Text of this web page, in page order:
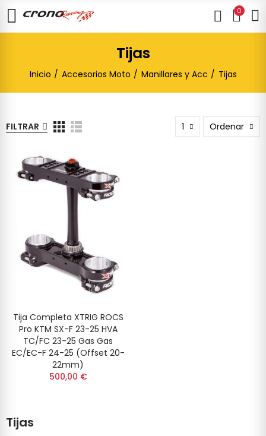
0
Tijas
Inicio Accesorios Moto Manillares y Acc Tijas
FILTRAR 1 Ordenar
Tija Completa XTRIG ROCS
Pro KTM SX-F 23-25 HVA
TC/FC 23-25 Gas Gas
EC/EC-F 24-25 (Offset 20-
22mm)
500,00 €
Tijas